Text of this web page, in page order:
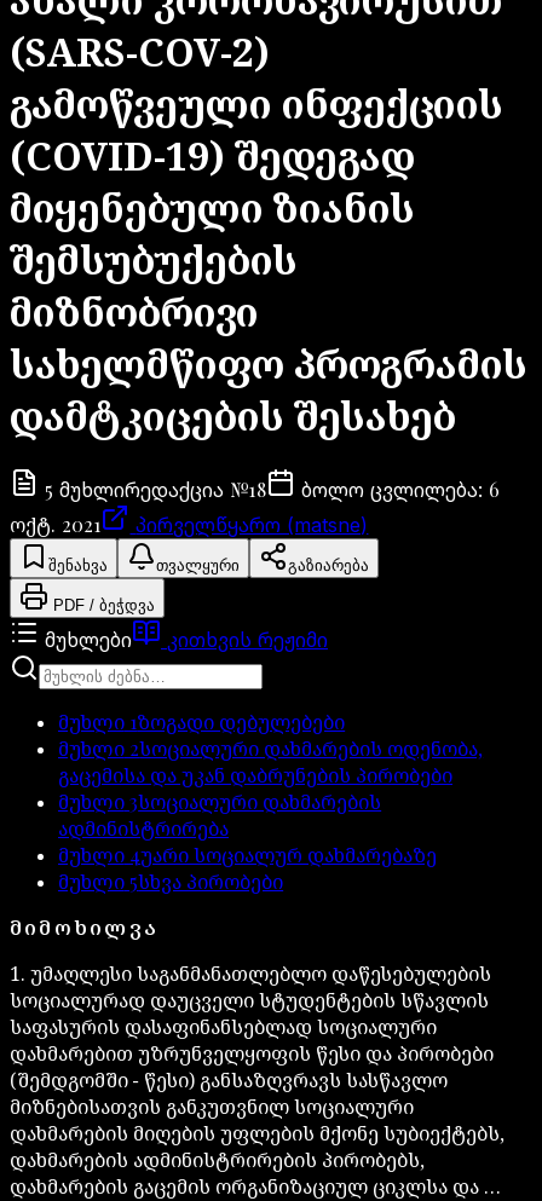
(SARS-COV-2)
გამოწვეული ინფექციის
(COVID-19) შედეგად
მიყენებული ზიანის
შემსუბუქების
მიზნობრივი
სახელმწიფო პროგრამის
დამტკიცების შესახებ
5 მუხლირედაქცია №18 ბოლო ცვლილება: 6
ოქტ. 2021
პირველწყარო (matsne)
შენახვა თვალყური გაზიარება
PDF / ბეჭდვა
მუხლები კითხვის რეჟიმი
მუხლი 1ზოგადი დებულებები
მუხლი 2სოციალური დახმარების ოდენობა,
გაცემისა და უკან დაბრუნების პირობები
მუხლი3სოციალური დახმარების
ადმინისტრირება
მუხლი 4უარი სოციალურ დახმარებაზე
მუხლი 5სხვა პირობები
ᲛᲘᲛᲝᲮᲘᲚᲕᲐ
1. უმაღლესი საგანმანათლებლო დაწესებულების
სოციალურად დაუცველი სტუდენტების სწავლის
საფასურის დასაფინანსებლად სოციალური
დახმარებით უზრუნველყოფის წესი და პირობები
(შემდგომში − წესი) განსაზღვრავს სასწავლო
მიზნებისათვის განკუთვნილ სოციალური
დახმარების მიღების უფლების მქონე სუბიექტებს,
დახმარების ადმინისტრირების პირობებს,
დახმარების გაცემის ორგანიზაციულ ციკლსა და …